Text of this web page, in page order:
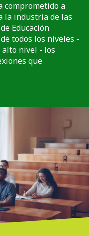
comprometido a
la industria de las
Educación
todos los niveles -
alto nivel - los
que